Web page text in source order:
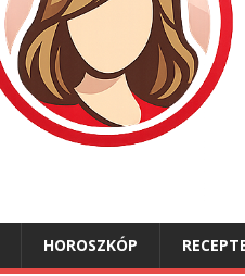
HOROSZKÓP